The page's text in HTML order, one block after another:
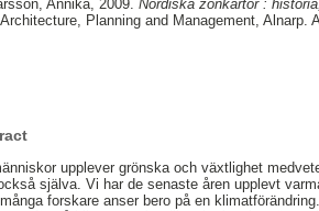
Annika, 2009. Nordiska zonkartor :
Architecture, Planning and Management, Alnarp.
upplever grönska och växtlighet
själva. Vi har de senaste åren upplevt
forskare anser bero på en